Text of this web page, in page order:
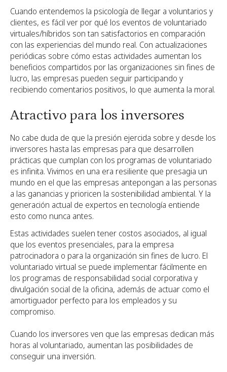
Cuando entendemos la psicología de llegar a voluntarios y
clientes, es fácil ver por qué los eventos de voluntariado
virtuales/híbridos son tan satisfactorios en comparación
con las experiencias del mundo real. Con actualizaciones
periódicas sobre cómo estas actividades aumentan los
beneficios compartidos por las organizaciones sin fines de
lucro, las empresas pueden seguir participando y
recibiendo comentarios positivos, lo que aumenta la moral.
Atractivo para los inversores
No cabe duda de que la presión ejercida sobre y desde los
inversores hasta las empresas para que desarrollen
prácticas que cumplan con los programas de voluntariado
es infinita. Vivimos en una era resiliente que presagia un
mundo en el que las empresas antepongan a las personas
a las ganancias y prioricen la sostenibilidad ambiental. Y la
generación actual de expertos en tecnología entiende
esto como nunca antes.
Estas actividades suelen tener costos asociados, al igual
que los eventos presenciales, para la empresa
patrocinadora o para la organización sin fines de lucro. El
voluntariado virtual se puede implementar fácilmente en
los programas de responsabilidad social corporativa y
divulgación social de la oficina, además de actuar como el
amortiguador perfecto para los empleados y su
compromiso.
Cuando los inversores ven que las empresas dedican más
horas al voluntariado, aumentan las posibilidades de
conseguir una inversión.